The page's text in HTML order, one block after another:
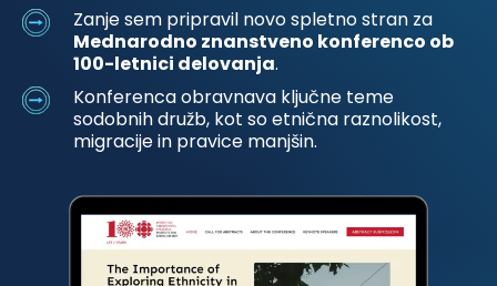
Zanje sem pripravil novo spletno stran za
Mednarodno znanstveno konferenco ob
100-letnici delovanja.
Konferenca obravnava ključne teme
sodobnih družb, kot so etnična raznolikost,
migracije in pravice manjšin.